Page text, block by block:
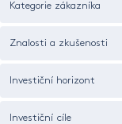
Kategorie zákazníka
Znalosti a zkušenosti
Investiční horizont
Investiční cíle